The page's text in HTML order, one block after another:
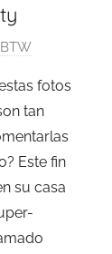
fotos
tan
Este fin
su casa